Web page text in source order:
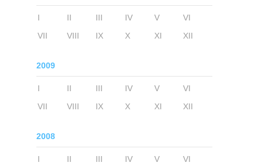
I II III IV V
VI
VII
VIII IX X XI XII
2009
I II III IV V
VI
VII
VIII IX X XI XII
2008
I II III IV V
VI